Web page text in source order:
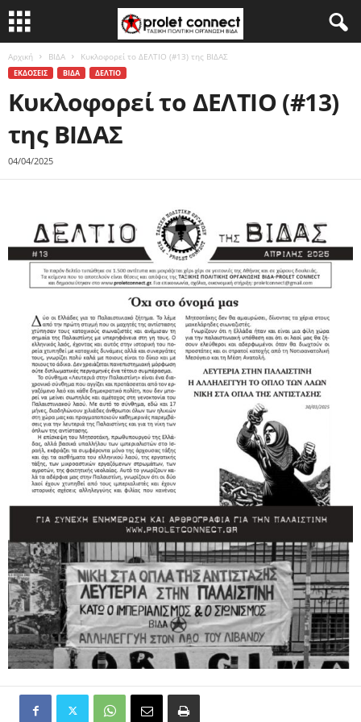
Αρχική ΒΙΔΑ Κυκλοφορεί το ΔΕΛΤΙΟ (#13) της ΒΙΔΑΣ
ΕΚΔΟΣΕΙΣ ΒΙΔΑ ΔΕΛΤΙΟ
Κυκλοφορεί το ΔΕΛΤΙΟ (#13)
της ΒΙΔΑΣ
04/04/2025